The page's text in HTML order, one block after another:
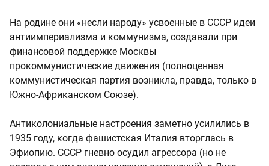
На родине они «несли народу» усвоенные в СССР идеи
антиимпериализма и коммунизма, создавали при
финансовой поддержке Москвы
прокоммунистические движения (полноценная
коммунистическая партия возникла, правда, только в
Южно-Африканском Союзе).
Антиколониальные настроения заметно усилились в
1935 году, когда фашистская Италия вторглась в
Эфиопию. СССР гневно осудил агрессора (но не